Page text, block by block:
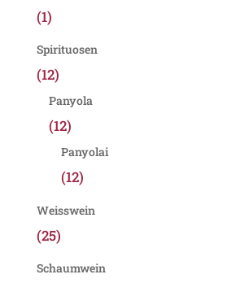
(1)
Spirituosen
(12)
Panyola
(12)
Panyolai
(12)
Weisswein
(25)
Schaumwein